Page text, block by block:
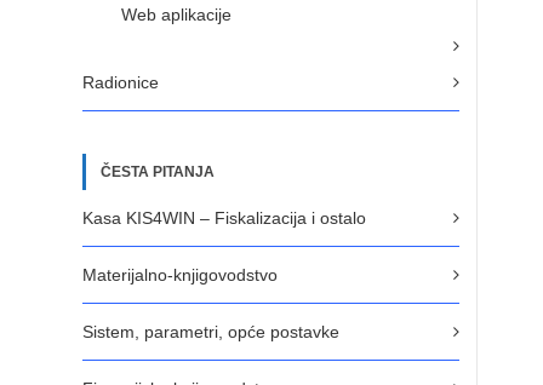
Web aplikacije
Radionice
ČESTA PITANJA
Kasa KIS4WIN – Fiskalizacija i ostalo
Materijalno-knjigovodstvo
Sistem, parametri, opće postavke